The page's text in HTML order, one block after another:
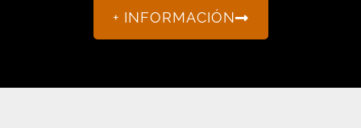
+ INFORMACIÓN